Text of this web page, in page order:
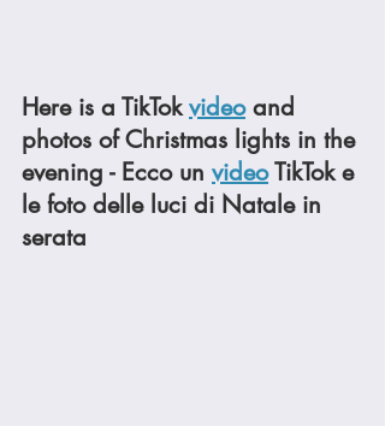
Here is a TikTok video and
photos of Christmas lights in the
evening - Ecco un video TikTok e
le foto delle luci di Natale in
serata